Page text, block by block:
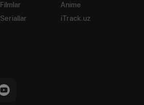
Filmlar
Seriallar
Anime
iTrack.uz